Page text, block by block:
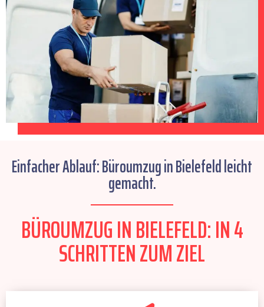
Einfacher Ablauf: Büroumzug in Bielefeld leicht
gemacht.
BÜROUMZUG IN BIELEFELD: IN 4
SCHRITTEN ZUM ZIEL